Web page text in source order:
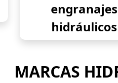
engranajes
hidráulicos
MARCAS